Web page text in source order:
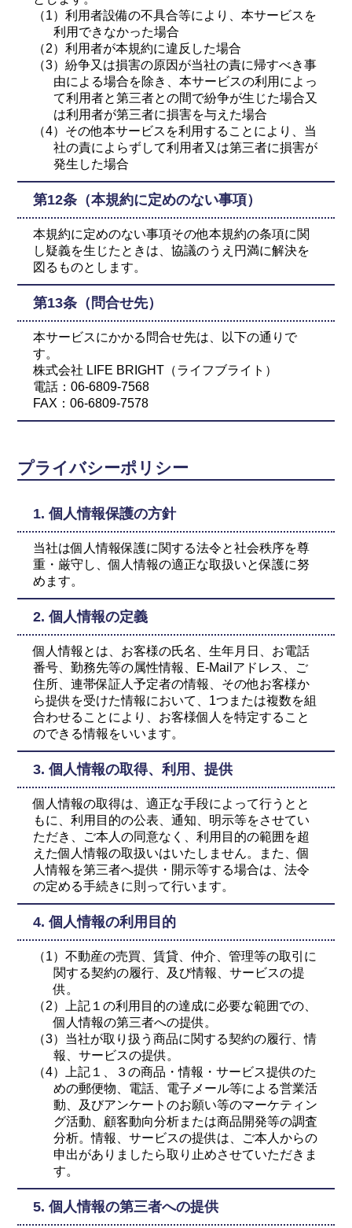
（1）利用者設備の不具合等により、本サービスを
利用できなかった場合
（2）利用者が本規約に違反した場合
（3）紛争又は損害の原因が当社の責に帰すべき事
由による場合を除き、本サービスの利用によっ
て利用者と第三者との間で紛争が生じた場合又
は利用者が第三者に損害を与えた場合
（4）その他本サービスを利用することにより、当
社の責によらずして利用者又は第三者に損害が
発生した場合
第12条（本規約に定めのない事項）
本規約に定めのない事項その他本規約の条項に関
し疑義を生じたときは、協議のうえ円満に解決を
図るものとします。
第13条（問合せ先）
本サービスにかかる問合せ先は、以下の通りで
す。
株式会社 LIFE BRIGHT（ライフブライト）
電話：06-6809-7568
FAX：06-6809-7578
プライバシーポリシー
1. 個人情報保護の方針
当社は個人情報保護に関する法令と社会秩序を尊
重・厳守し、個人情報の適正な取扱いと保護に努
めます。
2. 個人情報の定義
個人情報とは、お客様の氏名、生年月日、お電話
番号、勤務先等の属性情報、E-Mailアドレス、ご
住所、連帯保証人予定者の情報、その他お客様か
ら提供を受けた情報において、1つまたは複数を組
合わせることにより、お客様個人を特定すること
のできる情報をいいます。
3. 個人情報の取得、利用、提供
個人情報の取得は、適正な手段によって行うとと
もに、利用目的の公表、通知、明示等をさせてい
ただき、ご本人の同意なく、利用目的の範囲を超
えた個人情報の取扱いはいたしません。また、個
人情報を第三者へ提供・開示等する場合は、法令
の定める手続きに則って行います。
4. 個人情報の利用目的
（1）不動産の売買、賃貸、仲介、管理等の取引に
関する契約の履行、及び情報、サービスの提
供。
（2）上記１の利用目的の達成に必要な範囲での、
個人情報の第三者への提供。
（3）当社が取り扱う商品に関する契約の履行、情
報、サービスの提供。
（4）上記１、３の商品・情報・サービス提供のた
めの郵便物、電話、電子メール等による営業活
動、及びアンケートのお願い等のマーケティン
グ活動、顧客動向分析または商品開発等の調査
分析。情報、サービスの提供は、ご本人からの
申出がありましたら取り止めさせていただきま
す。
5. 個人情報の第三者への提供